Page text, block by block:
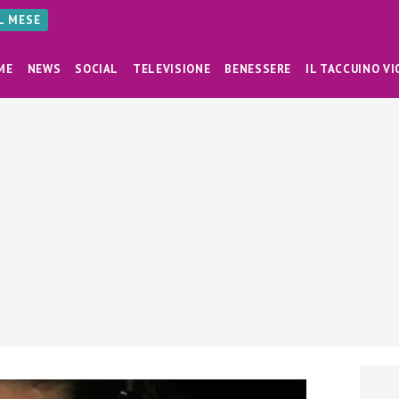
MESE
NEWS SOCIAL TELEVISIONE BENESSERE IL TACCUINO